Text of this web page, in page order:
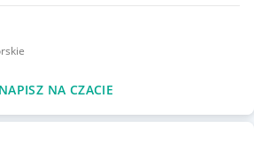
NAPISZ NA CZACIE